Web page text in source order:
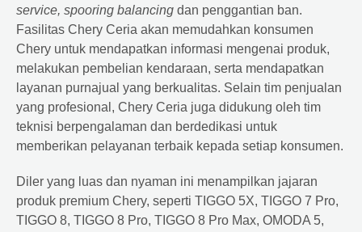
service, spooring balancing dan penggantian ban.
Fasilitas Chery Ceria akan memudahkan konsumen
Chery untuk mendapatkan informasi mengenai produk,
melakukan pembelian kendaraan, serta mendapatkan
layanan purnajual yang berkualitas. Selain tim penjualan
yang profesional, Chery Ceria juga didukung oleh tim
teknisi berpengalaman dan berdedikasi untuk
memberikan pelayanan terbaik kepada setiap konsumen.
Diler yang luas dan nyaman ini menampilkan jajaran
produk premium Chery, seperti TIGGO 5X, TIGGO 7 Pro,
TIGGO 8, TIGGO 8 Pro, TIGGO 8 Pro Max, OMODA 5,